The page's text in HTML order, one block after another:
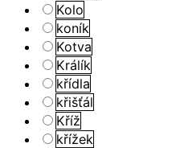
Kolo
koník
Kotva
Králík
křídla
křišťál
Kříž
křížek